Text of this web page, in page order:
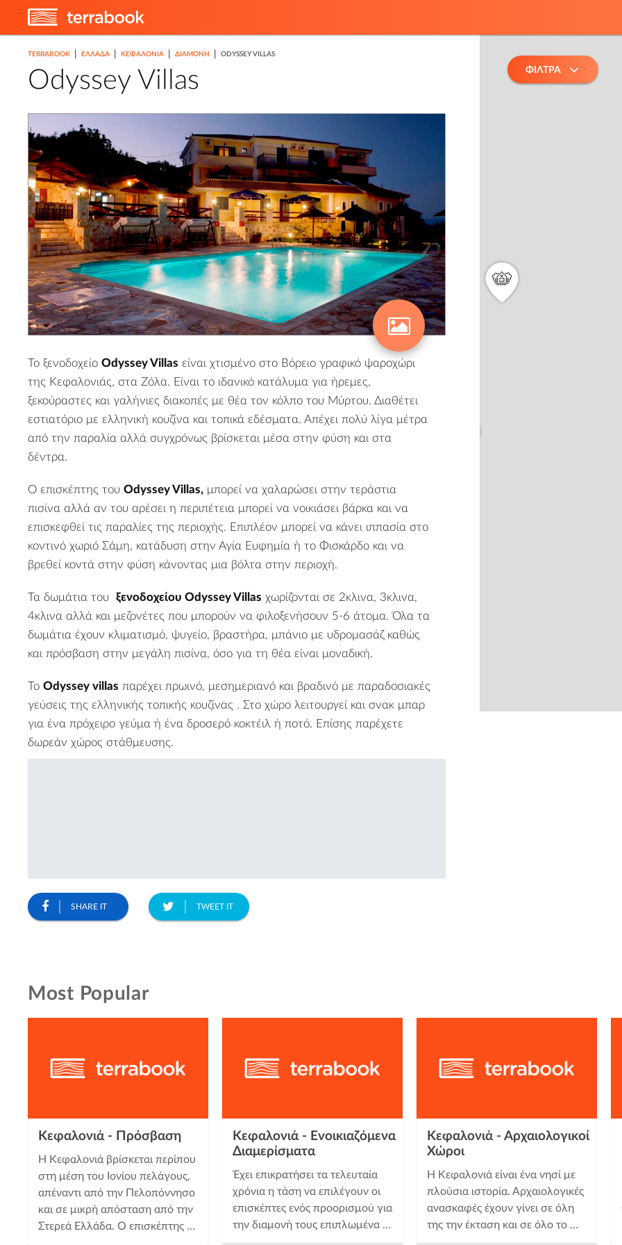
TERRABOOK ΕΛΛΑΔΑ ΚΕΦΑΛΟΝΙΆ ΔΙΑΜΟΝΉ ODYSSEY VILLAS
Odyssey Villas
Το ξενοδοχείο Odyssey Villas είναι χτισμένο στο Βόρειο γραφικό ψαροχώρι
της Κεφαλονιάς, στα Ζόλα. Είναι το ιδανικό κατάλυμα για ήρεμες,
ξεκούραστες και γαλήνιες διακοπές με θέα τον κόλπο του Μύρτου. Διαθέτει
εστιατόριο με ελληνική κουζίνα και τοπικά εδέσματα. Απέχει πολύ λίγα μέτρα
από την παραλία αλλά συγχρόνως βρίσκεται μέσα στην φύση και στα
δέντρα.
Ο επισκέπτης του Odyssey Villas, μπορεί να χαλαρώσει στην τεράστια
πισίνα αλλά αν του αρέσει η περιπέτεια μπορεί να νοικιάσει βάρκα και να
επισκεφθεί τις παραλίες της περιοχής. Επιπλέον μπορεί να κάνει ιππασία στο
κοντινό χωριό Σάμη, κατάδυση στην Αγία Ευφημία ή το Φισκάρδο και να
βρεθεί κοντά στην φύση κάνοντας μια βόλτα στην περιοχή.
Τα δωμάτια του ξενοδοχείου Odyssey Villas χωρίζονται σε 2κλινα, 3κλινα,
4κλινα αλλά και μεζονέτες που μπορούν να φιλοξενήσουν 5-6 άτομα. Όλα τα
δωμάτια έχουν κλιματισμό, ψυγείο, βραστήρα, μπάνιο με υδρομασάζ καθώς
και πρόσβαση στην μεγάλη πισίνα, όσο για τη θέα είναι μοναδική.
Το Odyssey villas παρέχει πρωινό, μεσημεριανό και βραδινό με παραδοσιακές
γεύσεις της ελληνικής τοπικής κουζίνας . Στο χώρο λειτουργεί και σνακ μπαρ
για ένα πρόχειρο γεύμα ή ένα δροσερό κοκτέιλ ή ποτό. Επίσης παρέχετε
δωρεάν χώρος στάθμευσης.
SHARE IT TWEET IT
ΦΙΛΤΡΑ
Most Popular
Κεφαλονιά - Πρόσβαση
Η Κεφαλονιά βρίσκεται περίπου
στη μέση του Ιονίου πελάγους,
απέναντι από την Πελοπόννησο
και σε μικρή απόσταση από την
Στερεά Ελλάδα. Ο επισκέπτης …
Κεφαλονιά - Ενοικιαζόμενα
Διαμερίσματα
Έχει επικρατήσει τα τελευταία
χρόνια η τάση να επιλέγουν οι
επισκέπτες ενός προορισμού για
την διαμονή τους επιπλωμένα …
Κεφαλονιά - Αρχαιολογικοί
Χώροι
Η Κεφαλονιά είναι ένα νησί με
πλούσια ιστορία. Αρχαιολογικές
ανασκαφές έχουν γίνει σε όλη
της την έκταση και σε όλο το …